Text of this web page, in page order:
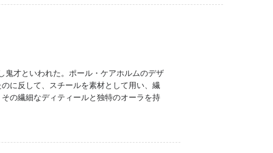
鬼才といわれた。ポール・ケアホルムのデザ
に反して、スチールを素材として用い、繊
の繊細なディティールと独特のオーラを持